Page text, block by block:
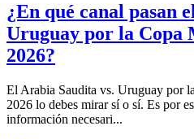
¿En qué canal pasan
Uruguay por la Copa
2026?
El Arabia Saudita vs. Uruguay por
2026 lo debes mirar sí o sí. Es por
información necesari...